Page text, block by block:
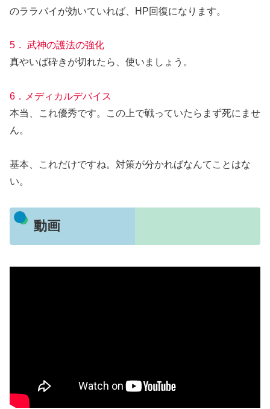
のララバイが効いていれば、HP回復になります。
5． 武神の護法の強化
真やいば砕きが切れたら、使いましょう。
6．メディカルデバイス
本当、これ優秀です。この上で戦っていたらまず死にませ
ん。
基本、これだけですね。対策が分かればなんてことはな
い。
動画